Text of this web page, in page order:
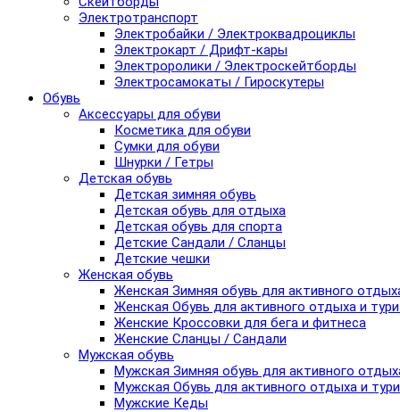
Электротранспорт
Электробайки / Электроквадроциклы
Электрокарт / Дрифт-кары
Электроролики / Электроскейтборды
Электросамокаты / Гироскутеры
Обувь
Аксессуары для обуви
Косметика для обуви
Сумки для обуви
Шнурки / Гетры
Детская обувь
Детская зимняя обувь
Детская обувь для отдыха
Детская обувь для спорта
Детские Сандали / Сланцы
Детские чешки
Женская обувь
Женская Зимняя обувь для активного
Женская Обувь для активного отдыха и
Женские Кроссовки для бега и фитнеса
Женские Сланцы / Сандали
Мужская обувь
Мужская Зимняя обувь для активного
Мужская Обувь для активного отдыха и
Мужские Кеды